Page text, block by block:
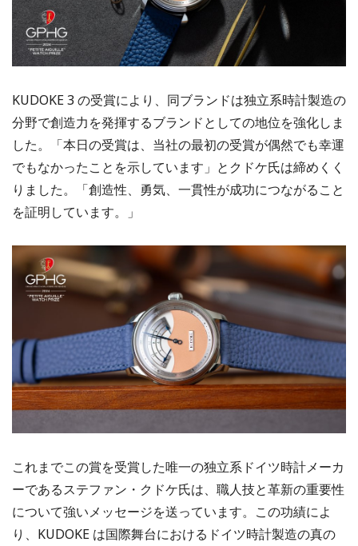
KUDOKE 3 の受賞により、同ブランドは独立系時計製造の
分野で創造力を発揮するブランドとしての地位を強化しま
した。「本日の受賞は、当社の最初の受賞が偶然でも幸運
でもなかったことを示しています」とクドケ氏は締めくく
りました。「創造性、勇気、一貫性が成功につながること
を証明しています。」
これまでこの賞を受賞した唯一の独立系ドイツ時計メーカ
ーであるステファン・クドケ氏は、職人技と革新の重要性
について強いメッセージを送っています。この功績によ
り、KUDOKE は国際舞台におけるドイツ時計製造の真の